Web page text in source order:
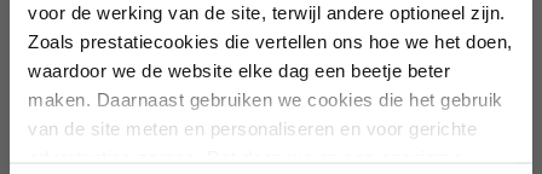
voor de werking van de site, terwijl andere optioneel zijn.
Zoals prestatiecookies die vertellen ons hoe we het doen,
waardoor we de website elke dag een beetje beter
maken. Daarnaast gebruiken we cookies die het gebruik
van de site meten en personaliseren en voor gerichte
Ontvang €5 korting
Schrijf je in voor de nieuwsbrief en ontvang €5 welkomstkorting!
Email
Particulier Zakelijk
Inschrijven